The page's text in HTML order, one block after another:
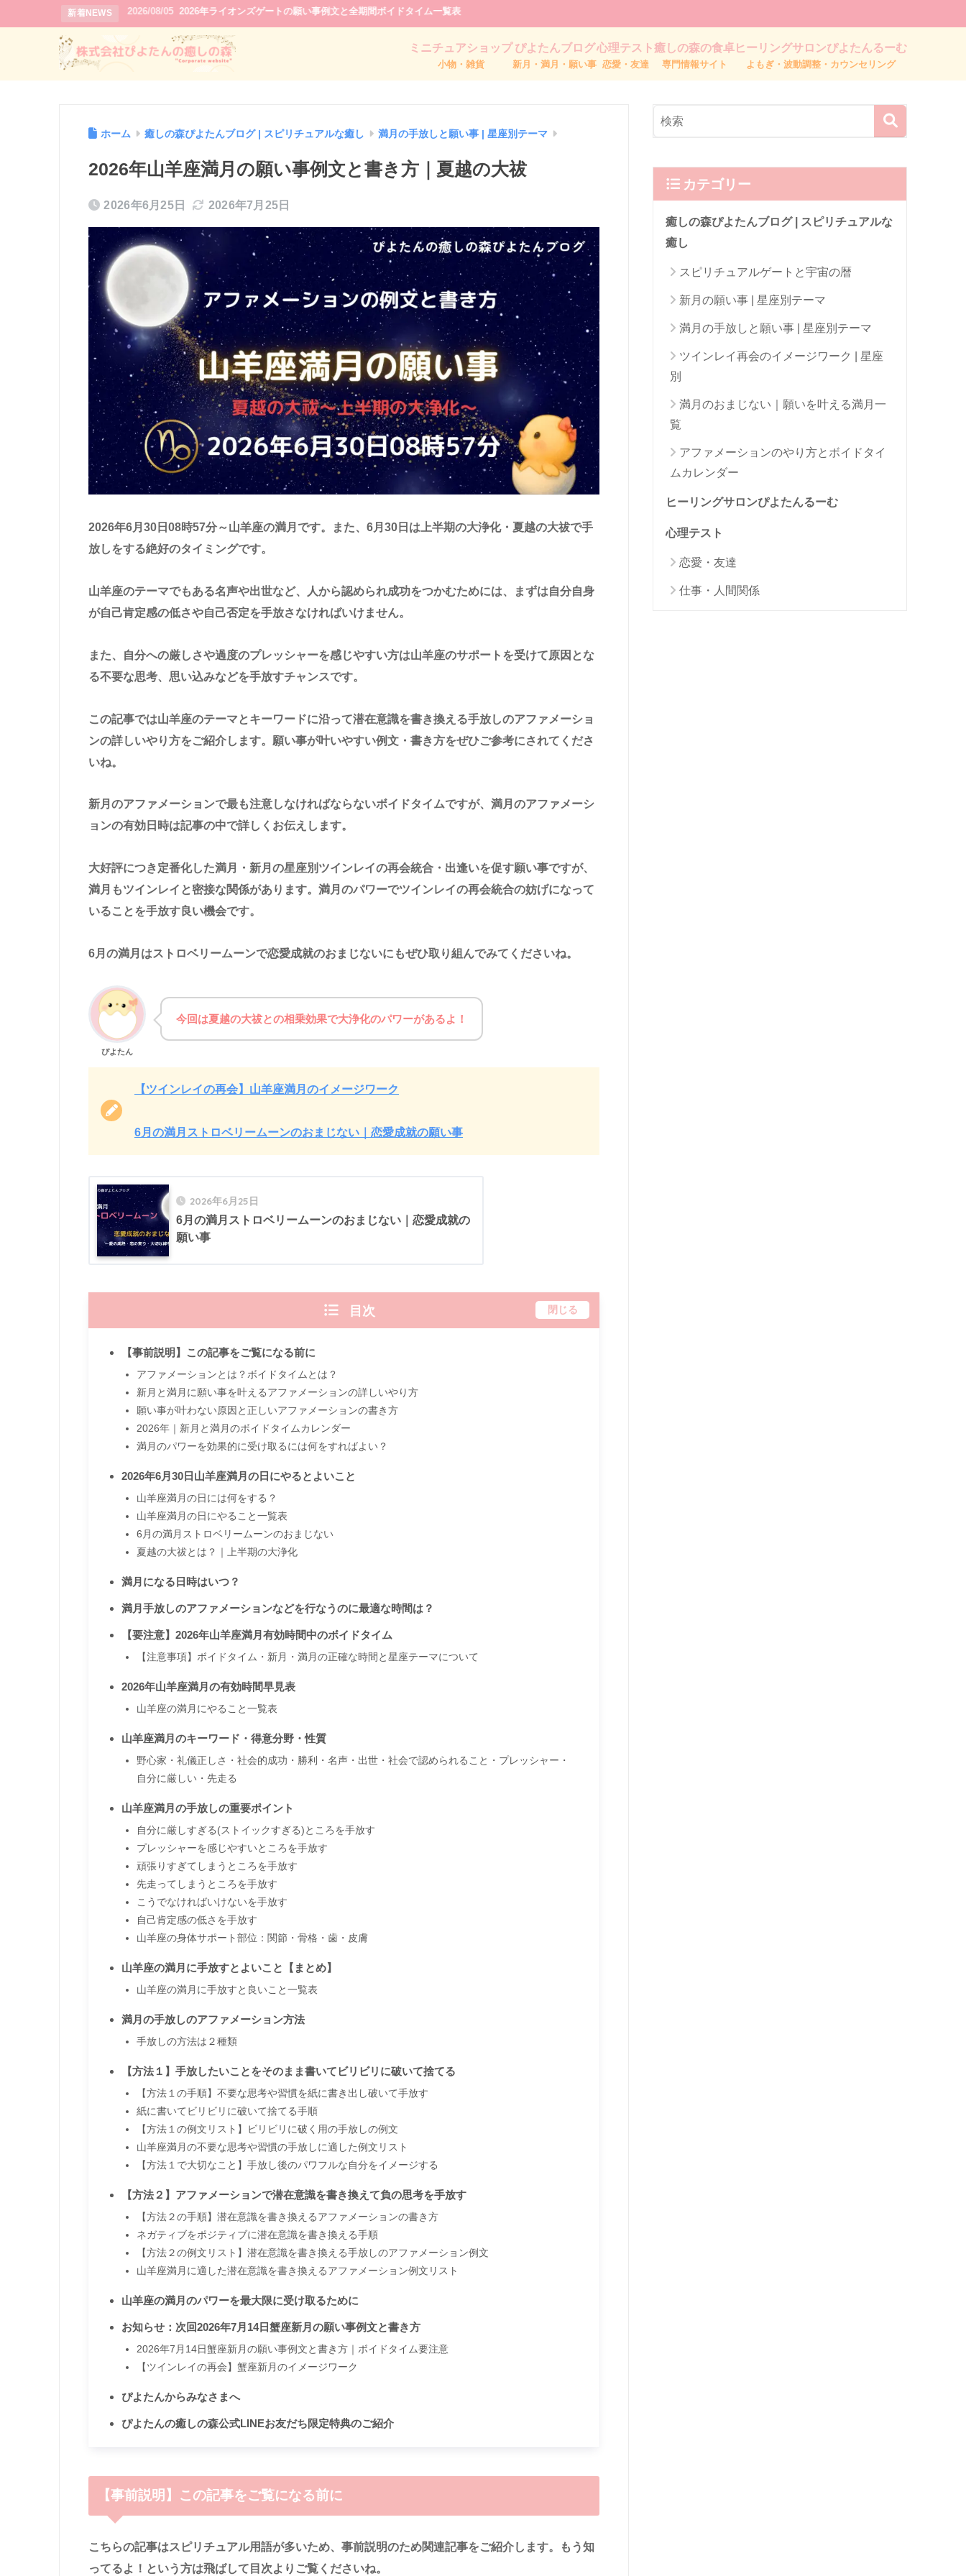
新着NEWS 2026/08/05 2026年ライオンズゲートの願い事例文と全期間ボイドタイム一覧表
ミニチュアショップ
小物・雑貨
ぴよたんブログ
新月・満月・願い事
心理テスト
恋愛・友達
癒しの森の食卓
専門情報サイト
ヒーリングサロンぴよたんるーむ
よもぎ・波動調整・カウンセリング
ホーム 癒しの森ぴよたんブログ | スピリチュアルな癒し 満月の手放しと願い事 | 星座別テーマ
2026年山羊座満月の願い事例文と書き方｜夏越の大祓
2026年6月25日 2026年7月25日
2026年6月30日08時57分～山羊座の満月です。また、6月30日は上半期の大浄化・夏越の大祓で手
放しをする絶好のタイミングです。
山羊座のテーマでもある名声や出世など、人から認められ成功をつかむためには、まずは自分自身
が自己肯定感の低さや自己否定を手放さなければいけません。
また、自分への厳しさや過度のプレッシャーを感じやすい方は山羊座のサポートを受けて原因とな
る不要な思考、思い込みなどを手放すチャンスです。
この記事では山羊座のテーマとキーワードに沿って潜在意識を書き換える手放しのアファメーショ
ンの詳しいやり方をご紹介します。願い事が叶いやすい例文・書き方をぜひご参考にされてくださ
いね。
新月のアファメーションで最も注意しなければならないボイドタイムですが、満月のアファメーシ
ョンの有効日時は記事の中で詳しくお伝えします。
大好評につき定番化した満月・新月の星座別ツインレイの再会統合・出逢いを促す願い事ですが、
満月もツインレイと密接な関係があります。満月のパワーでツインレイの再会統合の妨げになって
いることを手放す良い機会です。
6月の満月はストロベリームーンで恋愛成就のおまじないにもぜひ取り組んでみてくださいね。
ぴよたん
今回は夏越の大祓との相乗効果で大浄化のパワーがあるよ！
【ツインレイの再会】山羊座満月のイメージワーク
6月の満月ストロベリームーンのおまじない｜恋愛成就の願い事
2026年6月25日
6月の満月ストロベリームーンのおまじない｜恋愛成就の
願い事
目次 閉じる
【事前説明】この記事をご覧になる前に
アファメーションとは？ボイドタイムとは？
新月と満月に願い事を叶えるアファメーションの詳しいやり方
願い事が叶わない原因と正しいアファメーションの書き方
2026年｜新月と満月のボイドタイムカレンダー
満月のパワーを効果的に受け取るには何をすればよい？
2026年6月30日山羊座満月の日にやるとよいこと
山羊座満月の日には何をする？
山羊座満月の日にやること一覧表
6月の満月ストロベリームーンのおまじない
夏越の大祓とは？｜上半期の大浄化
満月になる日時はいつ？
満月手放しのアファメーションなどを行なうのに最適な時間は？
【要注意】2026年山羊座満月有効時間中のボイドタイム
【注意事項】ボイドタイム・新月・満月の正確な時間と星座テーマについて
2026年山羊座満月の有効時間早見表
山羊座の満月にやること一覧表
山羊座満月のキーワード・得意分野・性質
野心家・礼儀正しさ・社会的成功・勝利・名声・出世・社会で認められること・プレッシャー・
自分に厳しい・先走る
山羊座満月の手放しの重要ポイント
自分に厳しすぎる(ストイックすぎる)ところを手放す
プレッシャーを感じやすいところを手放す
頑張りすぎてしまうところを手放す
先走ってしまうところを手放す
こうでなければいけないを手放す
自己肯定感の低さを手放す
山羊座の身体サポート部位：関節・骨格・歯・皮膚
山羊座の満月に手放すとよいこと【まとめ】
山羊座の満月に手放すと良いこと一覧表
満月の手放しのアファメーション方法
手放しの方法は２種類
【方法１】手放したいことをそのまま書いてビリビリに破いて捨てる
【方法１の手順】不要な思考や習慣を紙に書き出し破いて手放す
紙に書いてビリビリに破いて捨てる手順
【方法１の例文リスト】ビリビリに破く用の手放しの例文
山羊座満月の不要な思考や習慣の手放しに適した例文リスト
【方法１で大切なこと】手放し後のパワフルな自分をイメージする
【方法２】アファメーションで潜在意識を書き換えて負の思考を手放す
【方法２の手順】潜在意識を書き換えるアファメーションの書き方
ネガティブをポジティブに潜在意識を書き換える手順
【方法２の例文リスト】潜在意識を書き換える手放しのアファメーション例文
山羊座満月に適した潜在意識を書き換えるアファメーション例文リスト
山羊座の満月のパワーを最大限に受け取るために
お知らせ：次回2026年7月14日蟹座新月の願い事例文と書き方
2026年7月14日蟹座新月の願い事例文と書き方｜ボイドタイム要注意
【ツインレイの再会】蟹座新月のイメージワーク
ぴよたんからみなさまへ
ぴよたんの癒しの森公式LINEお友だち限定特典のご紹介
【事前説明】この記事をご覧になる前に
こちらの記事はスピリチュアル用語が多いため、事前説明のため関連記事をご紹介します。もう知
ってるよ！という方は飛ばして目次よりご覧くださいね。
カテゴリー
癒しの森ぴよたんブログ | スピリチュアルな
癒し
スピリチュアルゲートと宇宙の暦
新月の願い事 | 星座別テーマ
満月の手放しと願い事 | 星座別テーマ
ツインレイ再会のイメージワーク | 星座
別
満月のおまじない｜願いを叶える満月一
覧
アファメーションのやり方とボイドタイ
ムカレンダー
ヒーリングサロンぴよたんるーむ
心理テスト
恋愛・友達
仕事・人間関係